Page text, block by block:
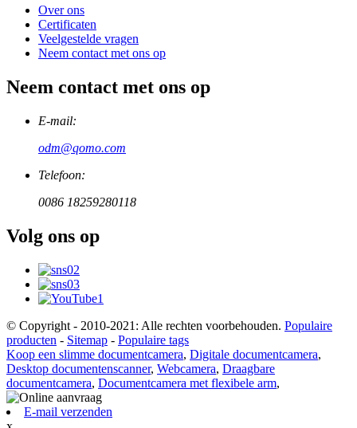
Over ons
Certificaten
Veelgestelde vragen
Neem contact met ons op
Neem contact met ons op
E-mail:
odm@qomo.com
Telefoon:
0086 18259280118
Volg ons op
© Copyright - 2010-2021: Alle rechten voorbehouden. Populaire
producten - Sitemap - Populaire tags
Koop een slimme documentcamera, Digitale documentcamera,
Desktop documentenscanner, Webcamera, Draagbare
documentcamera, Documentcamera met flexibele arm,
E-mail verzenden